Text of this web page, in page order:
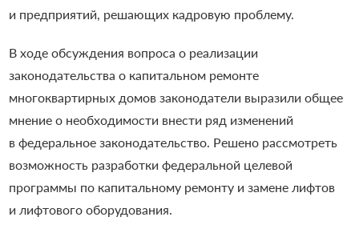
и предприятий, решающих кадровую проблему.
В ходе обсуждения вопроса о реализации
законодательства о капитальном ремонте
многоквартирных домов законодатели выразили общее
мнение о необходимости внести ряд изменений
в федеральное законодательство. Решено рассмотреть
возможность разработки федеральной целевой
программы по капитальному ремонту и замене лифтов
и лифтового оборудования.